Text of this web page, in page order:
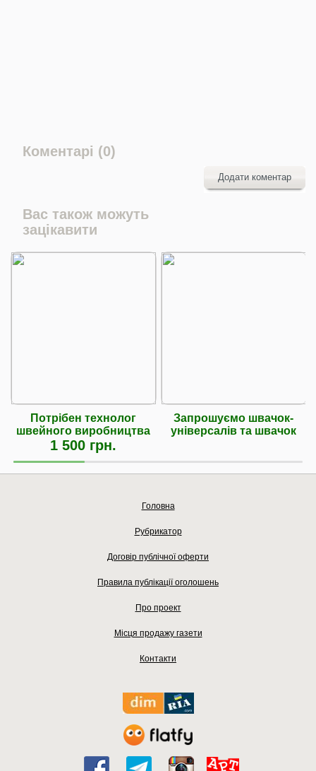
Коментарі (0)
Додати коментар
Вас також можуть
зацікавити
Потрібен технолог
швейного виробництва
1 500 грн.
Запрошуємо швачок-
універсалів та швачок
Головна
Рубрикатор
Договір публічної оферти
Правила публікації оголошень
Про проект
Місця продажу газети
Контакти